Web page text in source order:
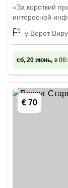
«За короткий
интересной
города»
у Ворот Виру
сб, 20 июнь, в
€ 70